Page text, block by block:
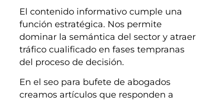
El contenido informativo cumple una
función estratégica. Nos permite
dominar la semántica del sector y atraer
tráfico cualificado en fases tempranas
del proceso de decisión.
En el seo para bufete de abogados
creamos artículos que responden a